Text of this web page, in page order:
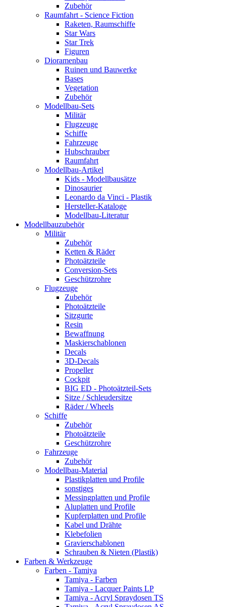
Zubehör
Raumfahrt - Science Fiction
Raketen, Raumschiffe
Star Wars
Star Trek
Figuren
Dioramenbau
Ruinen und Bauwerke
Bases
Vegetation
Zubehör
Modellbau-Sets
Militär
Flugzeuge
Schiffe
Fahrzeuge
Hubschrauber
Raumfahrt
Modellbau-Artikel
Kids - Modellbausätze
Dinosaurier
Leonardo da Vinci - Plastik
Hersteller-Kataloge
Modellbau-Literatur
Modellbauzubehör
Militär
Zubehör
Ketten & Räder
Photoätzteile
Conversion-Sets
Geschützrohre
Flugzeuge
Zubehör
Photoätzteile
Sitzgurte
Resin
Bewaffnung
Maskierschablonen
Decals
3D-Decals
Propeller
Cockpit
BIG ED - Photoätzteil-Sets
Sitze / Schleudersitze
Räder / Wheels
Schiffe
Zubehör
Photoätzteile
Geschützrohre
Fahrzeuge
Zubehör
Modellbau-Material
Plastikplatten und Profile
sonstiges
Messingplatten und Profile
Aluplatten und Profile
Kupferplatten und Profile
Kabel und Drähte
Klebefolien
Gravierschablonen
Schrauben & Nieten (Plastik)
Farben & Werkzeuge
Farben - Tamiya
Tamiya - Farben
Tamiya - Lacquer Paints LP
Tamiya - Acryl Spraydosen TS